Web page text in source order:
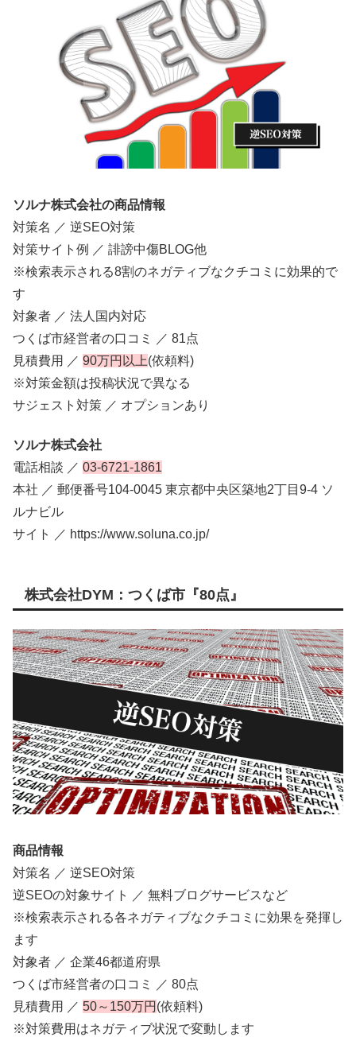
ソルナ株式会社の商品情報
対策名 ／ 逆SEO対策
対策サイト例 ／ 誹謗中傷BLOG他
※検索表示される8割のネガティブなクチコミに効果的で
す
対象者 ／ 法人国内対応
つくば市経営者の口コミ ／ 81点
見積費用 ／ 90万円以上(依頼料)
※対策金額は投稿状況で異なる
サジェスト対策 ／ オプションあり
ソルナ株式会社
電話相談 ／ 03-6721-1861
本社 ／ 郵便番号104-0045 東京都中央区築地2丁目9-4 ソ
ルナビル
サイト ／ https://www.soluna.co.jp/
株式会社DYM：つくば市『80点』
商品情報
対策名 ／ 逆SEO対策
逆SEOの対象サイト ／ 無料ブログサービスなど
※検索表示される各ネガティブなクチコミに効果を発揮し
ます
対象者 ／ 企業46都道府県
つくば市経営者の口コミ ／ 80点
見積費用 ／ 50～150万円 (依頼料)
※対策費用はネガティブ状況で変動します